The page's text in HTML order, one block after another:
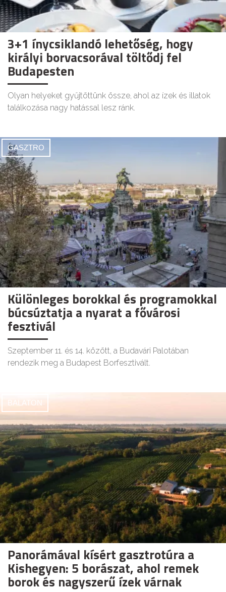
3+1 ínycsiklandó lehetőség, hogy
királyi borvacsorával töltődj fel
Budapesten
Olyan helyeket gyűjtöttünk össze, ahol az ízek és illatok
találkozása nagy hatással lesz ránk.
GASZTRO
Különleges borokkal és programokkal
búcsúztatja a nyarat a fővárosi
fesztivál
Szeptember 11. és 14. között, a Budavári Palotában
rendezik meg a Budapest Borfesztivált.
BALATON
Panorámával kísért gasztrotúra a
Kishegyen: 5 borászat, ahol remek
borok és nagyszerű ízek várnak